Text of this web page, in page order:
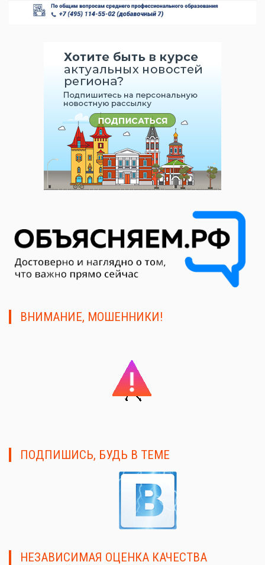
ВНИМАНИЕ, МОШЕННИКИ!
ПОДПИШИСЬ, БУДЬ В ТЕМЕ
НЕЗАВИСИМАЯ ОЦЕНКА КАЧЕСТВА